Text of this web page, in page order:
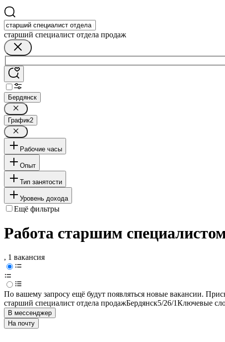
старший специалист отдела продаж
Бердянск
График2
Рабочие часы
Опыт
Тип занятости
Уровень дохода
Ещё фильтры
Работа старшим
, 1 вакансия
По вашему запросу ещё будут появляться новые вакансии.
старший специалист отдела продажБердянск5/26/1Ключевые
В мессенджер
На почту